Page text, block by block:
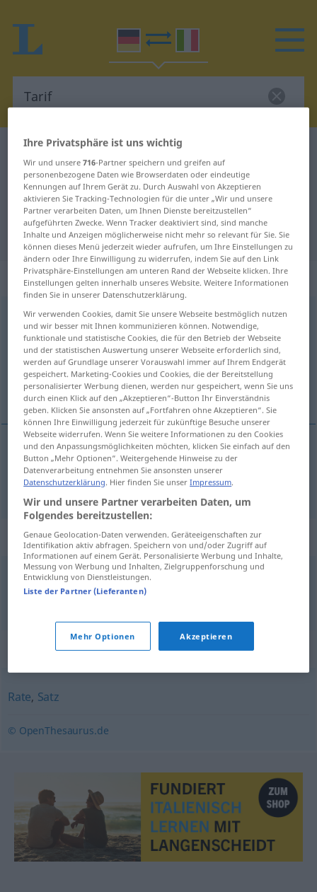
Deutsch-Italienisch Wörterbuch
Deutsch-Italienisch Übersetzung
für "Tarif"
"Tarif" Italienisch Übersetzung
„Tarif“: Maskulinum
Tarifm <-s;-e>
Übersicht aller Übersetzungen
(Für mehr Details die Übersetzung anklicken/antippen)
tariffa
tariffaf Tarif
Beispielsätze für "Tarif"
-er Tarif
tariffadegressiva
Synonyme für "Tarif"
Rate, Satz
© OpenThesaurus.de
Ihre Privatsphäre ist uns wichtig
Wir und unsere716-Partner speichern und greifen auf
personenbezogene Daten wie Browserdaten oder eindeutige
Kennungen auf Ihrem Gerät zu. Durch Auswahl von Akzeptieren
aktivieren Sie Tracking-Technologien für die unter „Wir und unsere
Partner verarbeiten Daten, um Ihnen Dienste bereitzustellen“
aufgeführten Zwecke. Wenn Tracker deaktiviert sind, sind manche
Inhalte und Anzeigen möglicherweise nicht mehr so relevant für Sie. Sie
können dieses Menü jederzeit wieder aufrufen, um Ihre Einstellungen zu
ändern oder Ihre Einwilligung zu widerrufen, indem Sie auf den Link
Privatsphäre-Einstellungen am unteren Rand der Webseite klicken. Ihre
Einstellungen gelten innerhalb unseres Website. Weitere Informationen
finden Sie in unserer Datenschutzerklärung.
Wir verwenden Cookies, damit Sie unsere Webseite bestmöglich nutzen
und wir besser mit Ihnen kommunizieren können. Notwendige,
funktionale und statistische Cookies, die für den Betrieb der Webseite
und der statistischen Auswertung unserer Webseite erforderlich sind,
werden auf Grundlage unserer Vorauswahl immer auf Ihrem Endgerät
gespeichert. Marketing-Cookies und Cookies, die der Bereitstellung
personalisierter Werbung dienen, werden nur gespeichert, wenn Sie uns
durch einen Klick auf den „Akzeptieren“-Button Ihr Einverständnis
geben. Klicken Sie ansonsten auf „Fortfahren ohne Akzeptieren“. Sie
können Ihre Einwilligung jederzeit für zukünftige Besuche unserer
Webseite widerrufen. Wenn Sie weitere Informationen zu den Cookies
und den Anpassungsmöglichkeiten möchten, klicken Sie einfach auf den
Button „Mehr Optionen“. Weitergehende Hinweise zu der
Datenverarbeitung entnehmen Sie ansonsten unserer
Datenschutzerklärung. Hier finden Sie unserImpressum.
Wir und unsere Partner verarbeiten Daten, um
Folgendes bereitzustellen:
Genaue Geolocation-Daten verwenden. Geräteeigenschaften zur
Identifikation aktiv abfragen. Speichern von und/oder Zugriff auf
Informationen auf einem Gerät. Personalisierte Werbung und Inhalte,
Messung von Werbung und Inhalten, Zielgruppenforschung und
Entwicklung von Dienstleistungen.
Liste der Partner (Lieferanten)
Mehr Optionen Akzeptieren